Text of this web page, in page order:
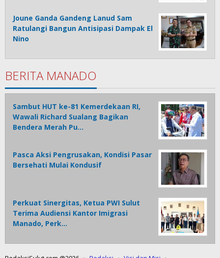
Joune Ganda Gandeng Lanud Sam
Ratulangi Bangun Antisipasi Dampak El
Nino
BERITA MANADO
Sambut HUT ke-81 Kemerdekaan RI,
Wawali Richard Sualang Bagikan
Bendera Merah Pu…
Pasca Aksi Pengrusakan, Kondisi Pasar
Bersehati Mulai Kondusif
Perkuat Sinergitas, Ketua PWI Sulut
Terima Audiensi Kantor Imigrasi
Manado, Perk…